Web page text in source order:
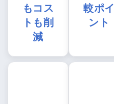
もコス
トも削
減
較ポイ
ント